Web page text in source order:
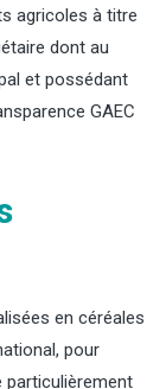
agricoles à titre
dont au
et possédant
GAEC
en céréales
pour
particulièrement